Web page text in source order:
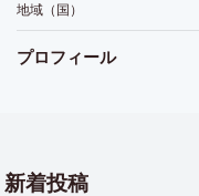
地域（国）
プロフィール
新着投稿